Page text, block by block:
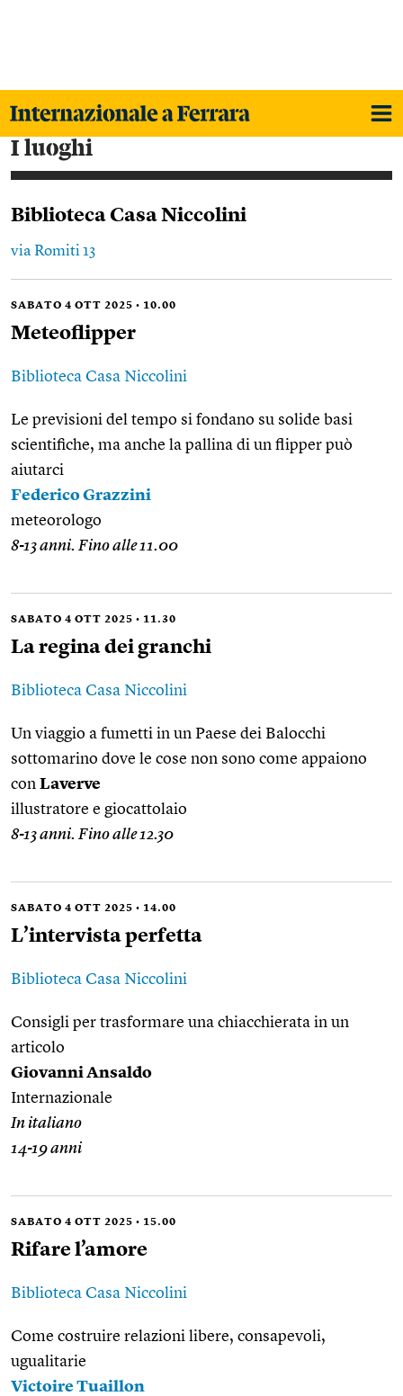
i luoghi
Biblioteca Casa Niccolini
via Romiti 13
SABATO 4 OTT 2025 • 10.00
Meteoflipper
Biblioteca Casa Niccolini
Le previsioni del tempo si fondano su solide basi
scientifiche, ma anche la pallina di un flipper può
aiutarci
Federico Grazzini
meteorologo
8-13 anni. Fino alle 11.00
SABATO 4 OTT 2025 • 11.30
La regina dei granchi
Biblioteca Casa Niccolini
Un viaggio a fumetti in un Paese dei Balocchi
sottomarino dove le cose non sono come appaiono
con Laverve
illustratore e giocattolaio
8-13 anni. Fino alle 12.30
SABATO 4 OTT 2025 • 14.00
L’intervista perfetta
Biblioteca Casa Niccolini
Consigli per trasformare una chiacchierata in un
articolo
Giovanni Ansaldo
Internazionale
In italiano
14-19 anni
SABATO 4 OTT 2025 • 15.00
Rifare l’amore
Biblioteca Casa Niccolini
Come costruire relazioni libere, consapevoli,
ugualitarie
Victoire Tuaillon